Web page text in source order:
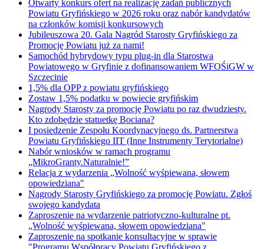
Otwarty konkurs ofert na realizację zadań publicznych
Powiatu Gryfińskiego w 2026 roku oraz nabór kandydatów
na członków komisji konkursowych
Jubileuszowa 20. Gala Nagród Starosty Gryfińskiego za
Promocję Powiatu już za nami!
Samochód hybrydowy typu plug-in dla Starostwa
Powiatowego w Gryfinie z dofinansowaniem WFOŚiGW w
Szczecinie
1,5% dla OPP z powiatu gryfińskiego
Zostaw 1,5% podatku w powiecie gryfińskim
Nagrody Starosty za promocję Powiatu po raz dwudziesty.
Kto zdobędzie statuetkę Bociana?
I posiedzenie Zespołu Koordynacyjnego ds. Partnerstwa
Powiatu Gryfińskiego IIT (Inne Instrumenty Terytorialne)
Nabór wniosków w ramach programu
„MikroGranty.Naturalnie!”
Relacja z wydarzenia „Wolność wyśpiewana, słowem
opowiedziana"
Nagrody Starosty Gryfińskiego za promocję Powiatu. Zgłoś
swojego kandydata
Zaproszenie na wydarzenie patriotyczno-kulturalne pt.
„Wolność wyśpiewana, słowem opowiedziana"
Zaproszenie na spotkanie konsultacyjne w sprawie
"Programu Współpracy Powiatu Gryfińskiego z